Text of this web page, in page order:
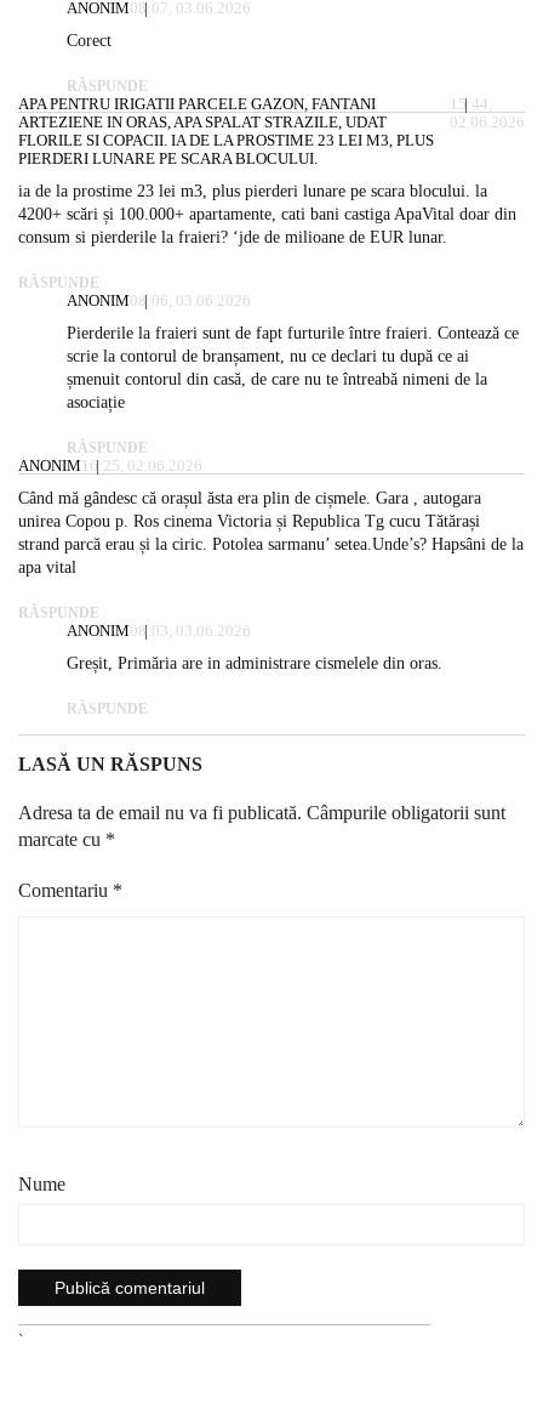
ANONIM08:07, 03.06.2026
Corect
RĂSPUNDE
APA PENTRU IRIGATII PARCELE GAZON, FANTANI
ARTEZIENE IN ORAS, APA SPALAT STRAZILE, UDAT
FLORILE SI COPACII. IA DE LA PROSTIME 23 LEI M3, PLUS
PIERDERI LUNARE PE SCARA BLOCULUI.
15:44,
02.06.2026
ia de la prostime 23 lei m3, plus pierderi lunare pe scara blocului. la
4200+ scări și 100.000+ apartamente, cati bani castiga ApaVital doar din
consum si pierderile la fraieri? ‘jde de milioane de EUR lunar.
RĂSPUNDE
ANONIM08:06, 03.06.2026
Pierderile la fraieri sunt de fapt furturile între fraieri. Contează ce
scrie la contorul de branșament, nu ce declari tu după ce ai
șmenuit contorul din casă, de care nu te întreabă nimeni de la
asociație
RĂSPUNDE
ANONIM 16:25, 02.06.2026
Când mă gândesc că orașul ăsta era plin de cișmele. Gara , autogara
unirea Copou p. Ros cinema Victoria și Republica Tg cucu Tătărași
strand parcă erau și la ciric. Potolea sarmanu’ setea.Unde’s? Hapsâni de la
apa vital
RĂSPUNDE
ANONIM08:03, 03.06.2026
Greșit, Primăria are in administrare cismelele din oras.
RĂSPUNDE
LASĂ UN RĂSPUNS
Adresa ta de email nu va fi publicată. Câmpurile obligatorii sunt
marcate cu *
Comentariu *
Nume
`